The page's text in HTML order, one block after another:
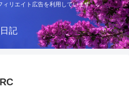
リエイト広告を利用しています
記